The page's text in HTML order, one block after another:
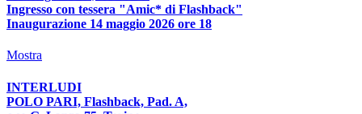
Ingresso con tessera "Amic* di Flashback"
Inaugurazione 14 maggio 2026 ore 18
Mostra
INTERLUDI
POLO PARI, Flashback, Pad. A,